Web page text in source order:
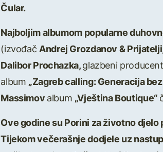
Čular.
Najboljim albumom popularne
(izvođačAndrej Grozdanov &
Dalibor Prochazka,glazbeni producent
album „Zagreb calling: Generacija
Massimovalbum „Vještina Boutique“
Ove godine su Porini za životno
Tijekom večerašnje dodjele uz